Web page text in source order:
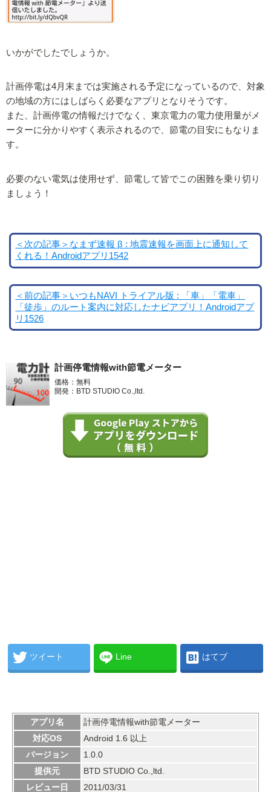
いかがでしたでしょうか。
計画停電は4月末までは実施される予定になっているので、対象
の地域の方にはしばらく必要なアプリとなりそうです。
また、計画停電の情報だけでなく、東京電力の電力使用量がメ
ーターに分かりやすく表示されるので、節電の目安にもなりま
す。
必要のない電気は使用せず、節電して皆でこの困難を乗り切り
ましょう！
＜次の記事＞なまず速報 β : 地震速報を画面上に通知して
くれる！Androidアプリ1542
＜前の記事＞いつもNAVI トライアル版 : 「車」「電車」
「徒歩」のルート案内に対応したナビアプリ！Androidアプ
リ1526
計画停電情報with節電メーター
価格：無料
開発：BTD STUDIO Co.,ltd.
ツイート Line はてブ
アプリ名
計画停電情報with節電メーター
対応OS
Android 1.6 以上
バージョン
1.0.0
提供元
BTD STUDIO Co.,ltd.
レビュー日
2011/03/31